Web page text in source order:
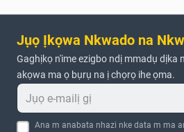
Jụọ Ịkọwa Nkwado na
Gaghịkọ n'ime ezigbo ndị mmadụ dịka
akọwa ma ọ bụrụ na ị chọrọ ihe ọma.
Ana m anabata nhazi nke data m ma